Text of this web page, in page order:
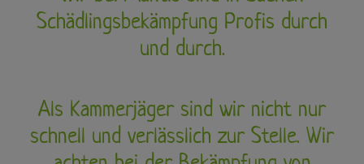
Schädlingsbekämpfung Profis durch
und durch.
Als Kammerjäger sind wir nicht nur
schnell und verlässlich zur Stelle. Wir